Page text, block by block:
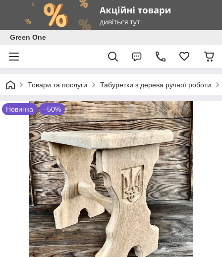
Green One
Товари та послуги Табуретки з дерева ручної роботи
Новинка –50%